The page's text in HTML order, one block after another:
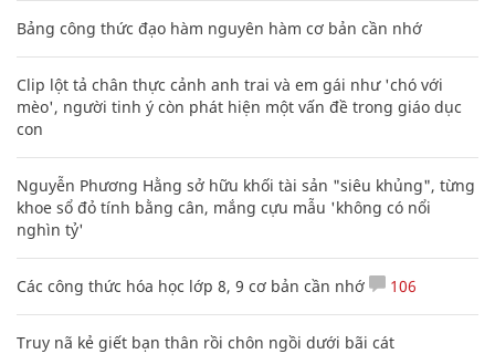
Bảng công thức đạo hàm nguyên hàm cơ bản cần nhớ
Clip lột tả chân thực cảnh anh trai và em gái như 'chó với
mèo', người tinh ý còn phát hiện một vấn đề trong giáo dục
con
Nguyễn Phương Hằng sở hữu khối tài sản "siêu khủng", từng
khoe sổ đỏ tính bằng cân, mắng cựu mẫu 'không có nổi
nghìn tỷ'
Các công thức hóa học lớp 8, 9 cơ bản cần nhớ 106
Truy nã kẻ giết bạn thân rồi chôn ngồi dưới bãi cát